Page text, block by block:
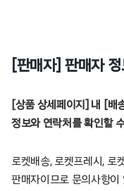
[판매자] 판매자
[상품 상세페이지] 내 [
정보와 연락처를 확인할
로켓배송, 로켓프레시, 로
판매자이므로 문의사항이